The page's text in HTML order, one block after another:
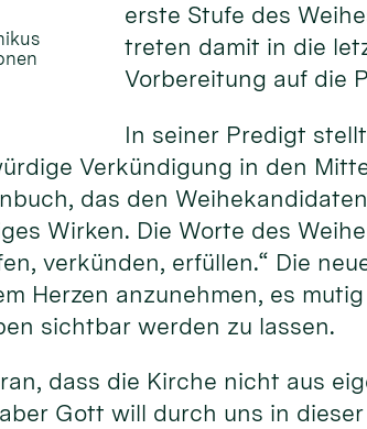
erste Stufe des
treten damit in die
Vorbereitung auf die
In seiner Predigt
Verkündigung in den
das den
Wirken. Die Worte des
verkünden, erfüllen.“ Die
Herzen anzunehmen, es
sichtbar werden zu lassen.
dass die Kirche nicht aus
Gott will durch uns in